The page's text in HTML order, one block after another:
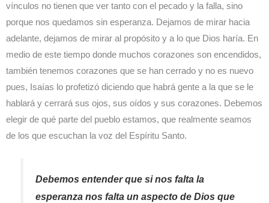
vínculos no tienen que ver tanto con el pecado y la falla, sino
porque nos quedamos sin esperanza. Dejamos de mirar hacia
adelante, dejamos de mirar al propósito y a lo que Dios haría. En
medio de este tiempo donde muchos corazones son encendidos,
también tenemos corazones que se han cerrado y no es nuevo
pues, Isaías lo profetizó diciendo que habrá gente a la que se le
hablará y cerrará sus ojos, sus oídos y sus corazones. Debemos
elegir de qué parte del pueblo estamos, que realmente seamos
de los que escuchan la voz del Espíritu Santo.
Debemos entender que si nos falta la
esperanza nos falta un aspecto de Dios que